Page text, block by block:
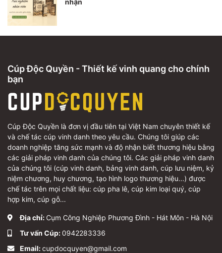
nhận
Cúp Độc Quyền - Thiết kế vinh quang cho chính
bạn
Cúp Độc Quyền là đơn vị đầu tiên tại Việt Nam chuyên thiết kế
và chế tác cúp vinh danh theo yêu cầu. Chúng tôi giúp các
doanh nghiệp tăng sức mạnh và độ nhận biết thương hiệu bằng
các giải pháp vinh danh của chúng tôi. Các giải pháp vinh danh
của chúng tôi (cúp vinh danh, bảng vinh danh, cúp lưu niệm, kỷ
niệm chương, huy chương, tạo hình logo thương hiệu...) được
chế tác trên mọi chất liệu: cúp pha lê, cúp kim loại quý, cúp
hợp kim, cúp gỗ...
Địa chỉ: Cụm Công Nghiệp Phương Đình - Hát Môn - Hà Nội
Tư vấn Cúp:0942283336
Email:cupdocquyen@gmail.com